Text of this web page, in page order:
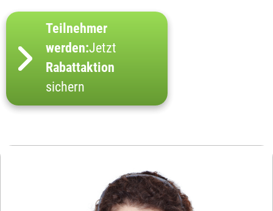
Teilnehmer
werden:Jetzt
Rabattaktion
sichern